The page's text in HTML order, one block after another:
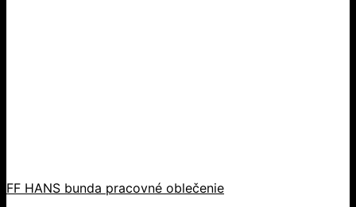
FF HANS bunda pracovné oblečenie